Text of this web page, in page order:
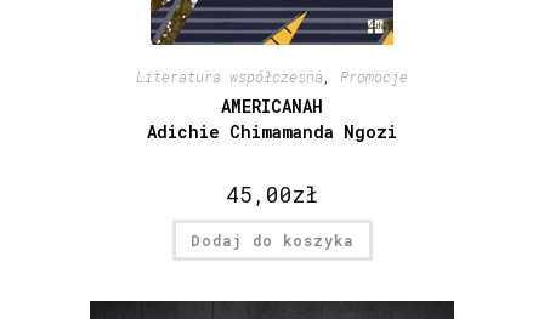
Literatura współczesna Promocje
AMERICANAH
Adichie Chimamanda Ngozi
45,00zł
Dodaj do koszyka